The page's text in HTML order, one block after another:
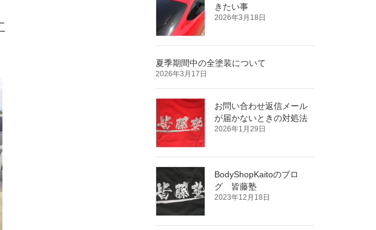
きたい事
2026年3月18日
夏季期間中の全塗装について
2026年3月17日
お問い合わせ返信メール
が届かないときの対処法
2026年1月29日
BodyShopKaitoのブロ
グ 皆藤塾
2023年12月18日